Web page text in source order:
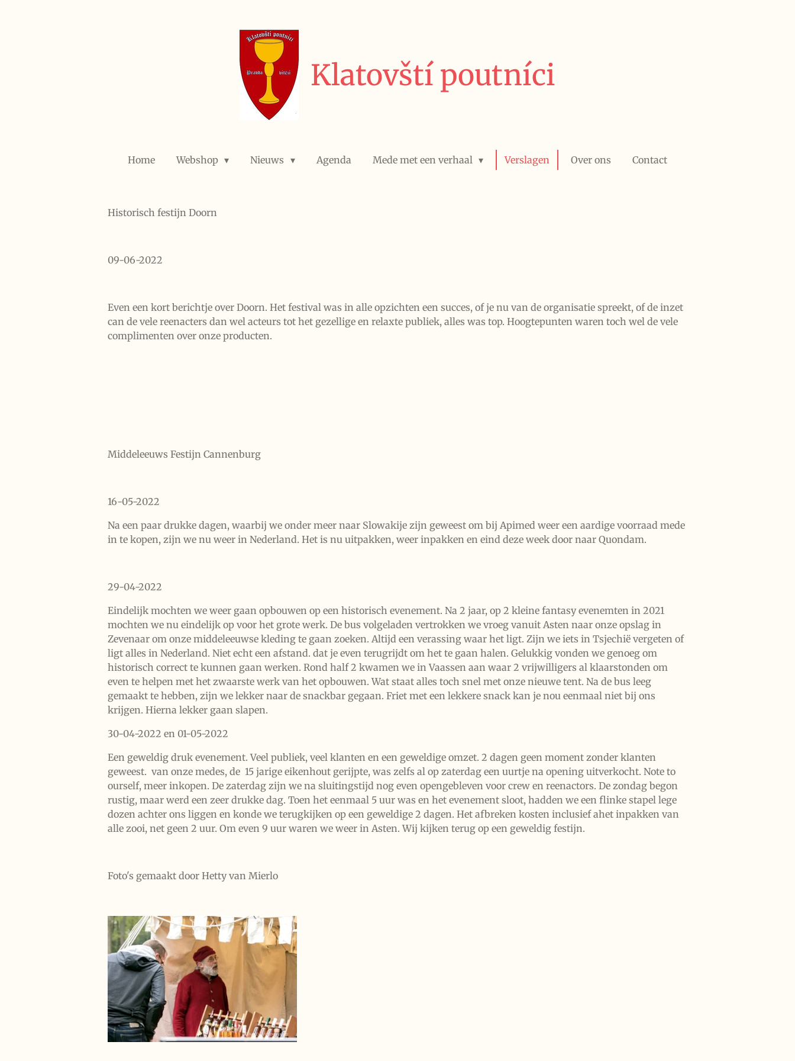
Klatovští poutníci
Home Webshop Nieuws Agenda Mede met een verhaal Verslagen Over ons Contact
Historisch festijn Doorn
09-06-2022
Even een kort berichtje over Doorn. Het festival was in alle opzichten een succes, of je nu van de organisatie spreekt, of de inzet
can de vele reenacters dan wel acteurs tot het gezellige en relaxte publiek, alles was top. Hoogtepunten waren toch wel de vele
complimenten over onze producten.
Middeleeuws Festijn Cannenburg
16-05-2022
Na een paar drukke dagen, waarbij we onder meer naar Slowakije zijn geweest om bij Apimed weer een aardige voorraad mede
in te kopen, zijn we nu weer in Nederland. Het is nu uitpakken, weer inpakken en eind deze week door naar Quondam.
29-04-2022
Eindelijk mochten we weer gaan opbouwen op een historisch evenement. Na 2 jaar, op 2 kleine fantasy evenemten in 2021
mochten we nu eindelijk op voor het grote werk. De bus volgeladen vertrokken we vroeg vanuit Asten naar onze opslag in
Zevenaar om onze middeleeuwse kleding te gaan zoeken. Altijd een verassing waar het ligt. Zijn we iets in Tsjechië vergeten of
ligt alles in Nederland. Niet echt een afstand. dat je even terugrijdt om het te gaan halen. Gelukkig vonden we genoeg om
historisch correct te kunnen gaan werken. Rond half 2 kwamen we in Vaassen aan waar 2 vrijwilligers al klaarstonden om
even te helpen met het zwaarste werk van het opbouwen. Wat staat alles toch snel met onze nieuwe tent. Na de bus leeg
gemaakt te hebben, zijn we lekker naar de snackbar gegaan. Friet met een lekkere snack kan je nou eenmaal niet bij ons
krijgen. Hierna lekker gaan slapen.
30-04-2022 en 01-05-2022
Een geweldig druk evenement. Veel publiek, veel klanten en een geweldige omzet. 2 dagen geen moment zonder klanten
geweest. van onze medes, de 15 jarige eikenhout gerijpte, was zelfs al op zaterdag een uurtje na opening uitverkocht. Note to
ourself, meer inkopen. De zaterdag zijn we na sluitingstijd nog even opengebleven voor crew en reenactors. De zondag begon
rustig, maar werd een zeer drukke dag. Toen het eenmaal 5 uur was en het evenement sloot, hadden we een flinke stapel lege
dozen achter ons liggen en konde we terugkijken op een geweldige 2 dagen. Het afbreken kosten inclusief ahet inpakken van
alle zooi, net geen 2 uur. Om even 9 uur waren we weer in Asten. Wij kijken terug op een geweldig festijn.
Foto's gemaakt door Hetty van Mierlo